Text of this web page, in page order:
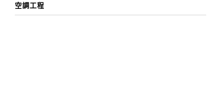
空調工程